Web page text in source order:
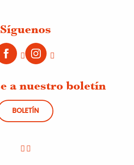
Síguenos
a nuestro boletín
BOLETÍN